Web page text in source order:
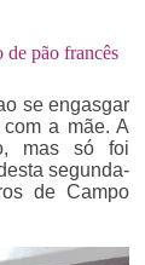
de pão francês
se engasgar
a mãe. A
mas só foi
segunda-
de Campo